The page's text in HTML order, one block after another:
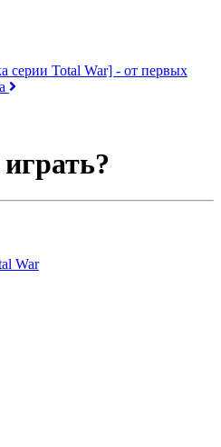
серии Total War] - от первых
War